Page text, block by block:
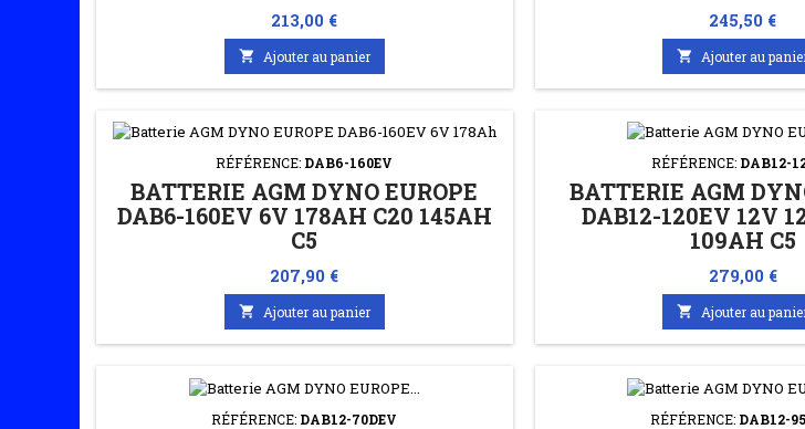
Prix
213,00 €
 Ajouter au panier
Prix
245,50 €
 Ajouter au
RÉFÉRENCE: DAB6-160EV
BATTERIE AGM DYNO EUROPE
DAB6-160EV 6V 178AH C20 145AH
C5
Prix
207,90 €
 Ajouter au panier
RÉFÉRENCE: DAB12-
BATTERIE AGM
DAB12-120EV 12V
109AH C5
Prix
279,00 €
 Ajouter au
RÉFÉRENCE: DAB12-70DEV RÉFÉRENCE: DAB12-